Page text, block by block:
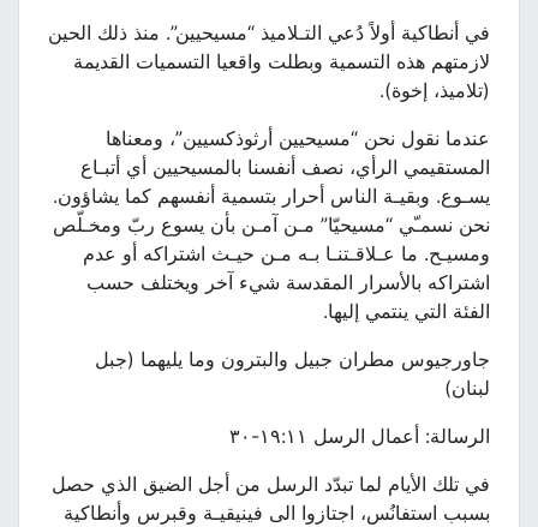
في أنطاكية أولاً دُعي التـلاميذ “مسيحيين”. منذ ذلك الحين
لازمتهم هذه التسمية وبطلت واقعيا التسميات القديمة
(تلاميذ، إخوة).
عندما نقول نحن “مسيحيين أرثوذكسيين”، ومعناها
المستقيمي الرأي، نصف أنفسنا بالمسيحيين أي أتبـاع
يسـوع. وبقيـة الناس أحرار بتسمية أنفسهم كما يشاؤون.
نحن نسمـّي “مسيحيّا” مـن آمـن بأن يسوع ربّ ومخـلّص
ومسيـح. ما عـلاقـتنـا بـه مـن حيـث اشتراكه أو عدم
اشتراكه بالأسرار المقدسة شيء آخر ويختلف حسب
الفئة التي ينتمي إليها.
جاورجيوس مطران جبيل والبترون وما يليهما (جبل
لبنان)
الرسالة: أعمال الرسل ١٩:١١-٣٠
في تلك الأيام لما تبدّد الرسل من أجل الضيق الذي حصل
بسبب استفانُس، اجتازوا الى فينيقيـة وقبرس وأنطاكية